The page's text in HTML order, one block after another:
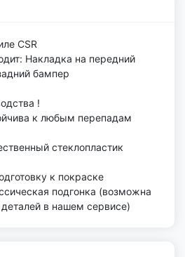
CSR
Накладка на передний
бампер
!
к любым перепадам
стеклопластик
к покраске
подгонка (возможна
в нашем сервисе)